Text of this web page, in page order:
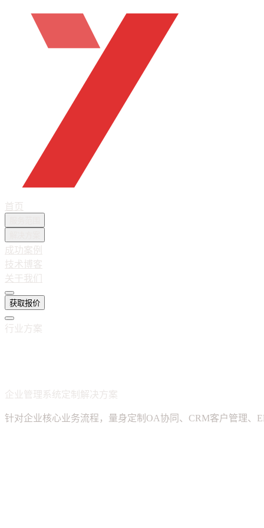
首页
成功案例
技术博客
关于我们
获取报价
行业方案
企业管理系统定制解决方案
针对企业核心业务流程，量身定制OA协同、CRM客户管理、